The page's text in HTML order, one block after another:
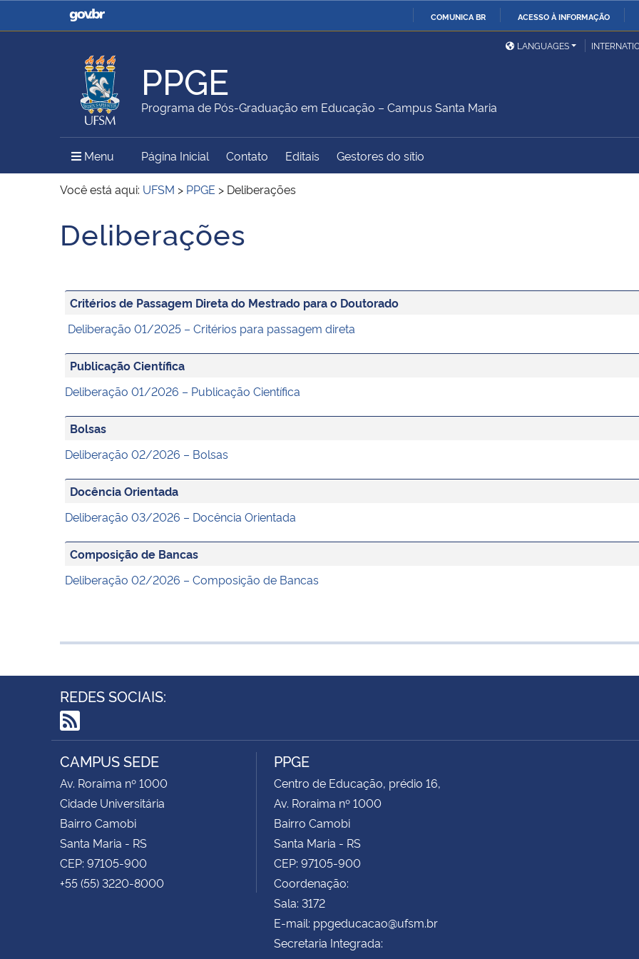
COMUNICA BR ACESSO À INFORMAÇÃO
Casa Civil
Ministério da Justiça e
Ministério da Defesa
Ministério das Relações
Exteriores
Ministério da Agricultura,
Pecuária e Abastecimento
Ministério da Educação
Ministério do Meio Ambiente Ministério do Turismo
Ministério do
Secretaria de Governo
Gabinete de Segurança
LANGUAGES
PPGE
Programa de Pós-Graduação em Educação – Campus Santa Maria
Menu Menu Principal do Sítio
Página Inicial Contato Editais Gestores do sítio
Você está aqui: UFSM > PPGE > Deliberações
Início do conteúdo
Deliberações
Critérios de Passagem Direta do Mestrado para o Doutorado
Deliberação 01/2025 – Critérios para passagem direta
Publicação Científica
Deliberação 01/2026 – Publicação Científica
Bolsas
Deliberação 02/2026 – Bolsas
Docência Orientada
Deliberação 03/2026 – Docência Orientada
Composição de Bancas
Deliberação 02/2026 – Composição de Bancas
REDES SOCIAIS:
RSS
CAMPUS SEDE
Av. Roraima nº 1000
Cidade Universitária
Bairro Camobi
Santa Maria - RS
CEP: 97105-900
+55 (55) 3220-8000
PPGE
Centro de Educação, prédio 16,
Av. Roraima nº 1000
Bairro Camobi
Santa Maria - RS
CEP: 97105-900
Coordenação:
Sala: 3172
E-mail: ppgeducacao@ufsm.br
Secretaria Integrada: